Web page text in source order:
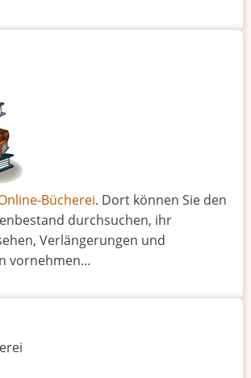
Bücherei. Dort können Sie den
durchsuchen, ihr
Verlängerungen und
vornehmen...